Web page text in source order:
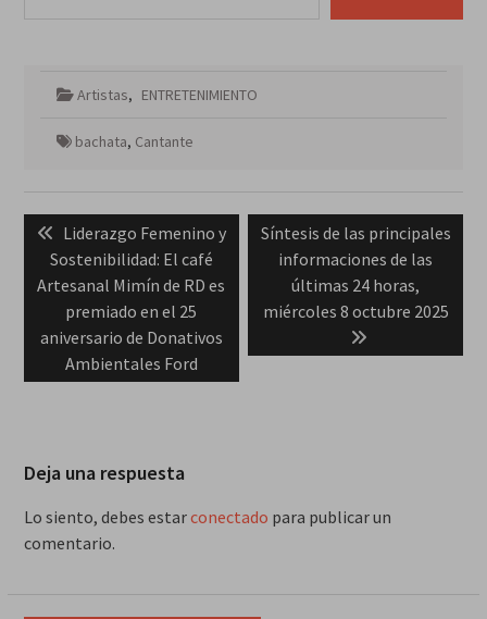
Artistas, ENTRETENIMIENTO
bachata, Cantante
Navegación
de
entradas
Previous
post:
Liderazgo Femenino y
Sostenibilidad: El café
Artesanal Mimín de RD es
premiado en el 25
aniversario de Donativos
Ambientales Ford
Next
post:
Síntesis de las principales
informaciones de las
últimas 24 horas,
miércoles 8 octubre 2025
Deja una respuesta
Lo siento, debes estarconectado para publicar un
comentario.